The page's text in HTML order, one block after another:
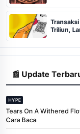
Triliun,
📰 Update
HYPE
Tears On A Withered
Cara Baca